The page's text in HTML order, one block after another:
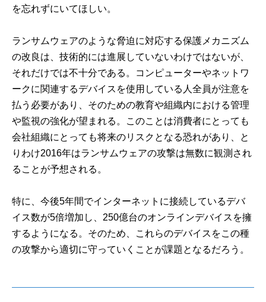
を忘れずにいてほしい。
ランサムウェアのような脅迫に対応する保護メカニズム
の改良は、技術的には進展していないわけではないが、
それだけでは不十分である。コンピューターやネットワ
ークに関連するデバイスを使用している人全員が注意を
払う必要があり、そのための教育や組織内における管理
や監視の強化が望まれる。このことは消費者にとっても
会社組織にとっても将来のリスクとなる恐れがあり、と
りわけ2016年はランサムウェアの攻撃は無数に観測され
ることが予想される。
特に、今後5年間でインターネットに接続しているデバ
イス数が5倍増加し、250億台のオンラインデバイスを擁
するようになる。そのため、これらのデバイスをこの種
の攻撃から適切に守っていくことが課題となるだろう。